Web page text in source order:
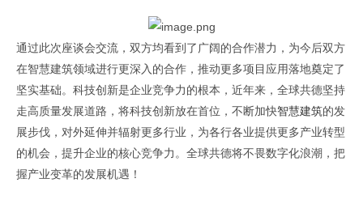
通过此次座谈会交流 ， 双方均看到了广阔的合作潜力，为今后双方
在智慧建筑领域进行更深入的合作，推动更多项目应用落地奠定了
坚实基础。科技创新是企业竞争力的根本，近年来，全球共德坚持
走高质量发展道路，将科技创新放在首位，不断加快智慧建筑的发
展步伐， 对外延伸并辐射更多行业，为各行各业提供更多产业转型
的机会 ，提升企业的核心竞争力。 全球共德将不畏数字化浪潮，把
握产业变革的发展机遇！